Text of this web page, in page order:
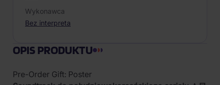
Wykonawca
Bez interpreta
OPIS PRODUKTU
Pre-Order Gift: Poster